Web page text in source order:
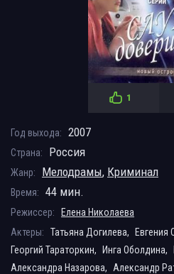
1
Год выхода: 2007
Страна: Россия
Жанр: Мелодрамы, Криминал
Время: 44 мин.
Режиссер:
Елена Николаева
Актеры:
Татьяна Догилева, Евгения
Георгий Тараторкин,
Инга Оболдина,
Александра Назарова,
Александр